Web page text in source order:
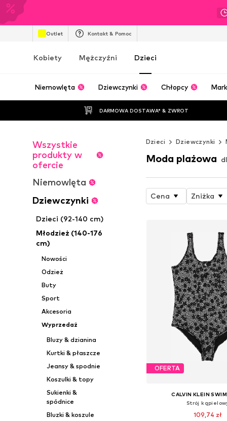
Outlet Kontakt & Pomoc
Kobiety Mężczyźni Dzieci
Niemowlęta Dziewczynki Chłopcy
DARMOWA DOSTAWA* & ZWROT
Wszystkie
produkty w
ofercie
Niemowlęta
Dziewczynki
Dzieci (92-140 cm)
Młodzież (140-176
cm)
Nowości
Odzież
Buty
Sport
Akcesoria
Wyprzedaż
Bluzy & dzianina
Kurtki & płaszcze
Jeansy & spodnie
Koszulki & topy
Sukienki &
spódnice
Bluzki & koszule
Dzieci Dziewczynki
Moda plażowa
Cena Zniżka
OFERTA
CALVIN KLEIN
Strój
109,74 zł